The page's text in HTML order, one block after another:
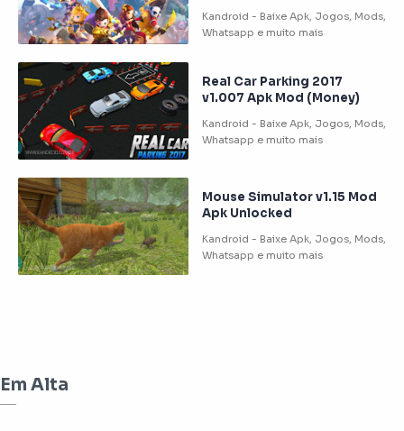
Real Car Parking 2017
v1.007 Apk Mod (Money)
Mouse Simulator v1.15 Mod
Apk Unlocked
Em Alta